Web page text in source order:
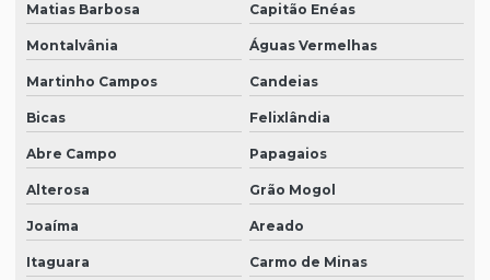
Matias Barbosa Capitão Enéas
Montalvânia Águas Vermelhas
Martinho Campos Candeias
Bicas Felixlândia
Abre Campo Papagaios
Alterosa Grão Mogol
Joaíma Areado
Itaguara Carmo de Minas